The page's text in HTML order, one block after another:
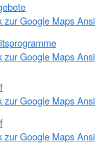
zur Google Maps
zur Google Maps
zur Google Maps
zur Google Maps